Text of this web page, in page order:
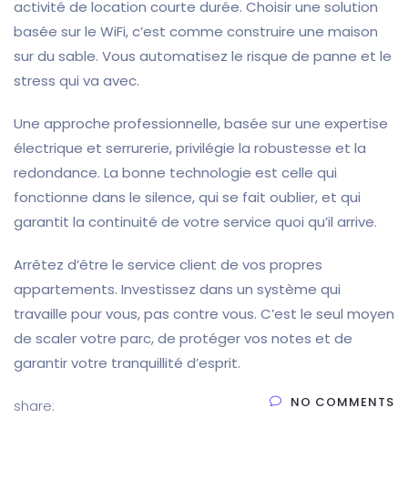
activité de location courte durée. Choisir une solution
basée sur le WiFi, c’est comme construire une maison
sur du sable. Vous automatisez le risque de panne et le
stress qui va avec.
Une approche professionnelle, basée sur une expertise
électrique et serrurerie, privilégie la robustesse et la
redondance. La bonne technologie est celle qui
fonctionne dans le silence, qui se fait oublier, et qui
garantit la continuité de votre service quoi qu’il arrive.
Arrêtez d’être le service client de vos propres
appartements. Investissez dans un système qui
travaille pour vous, pas contre vous. C’est le seul moyen
de scaler votre parc, de protéger vos notes et de
garantir votre tranquillité d’esprit.
share: NO COMMENTS